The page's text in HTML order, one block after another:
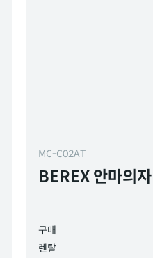
MC-C02AT
BEREX 안마의
구매
렌탈